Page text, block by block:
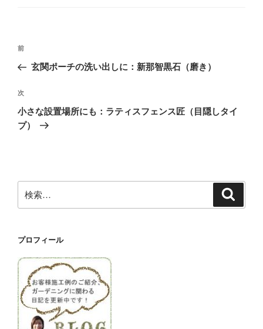
投
ナ
ビ
ゲ
ー
前
の
稿
前
玄関ポーチの洗い出しに：新那智黒石（磨き）
次
の
投
次
小さな設置場所にも：ラティスフェンス匠（目隠しタイ
プ）
索:
プロフィール